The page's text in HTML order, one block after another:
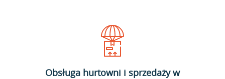
Obsługa hurtowni i sprzedaży w